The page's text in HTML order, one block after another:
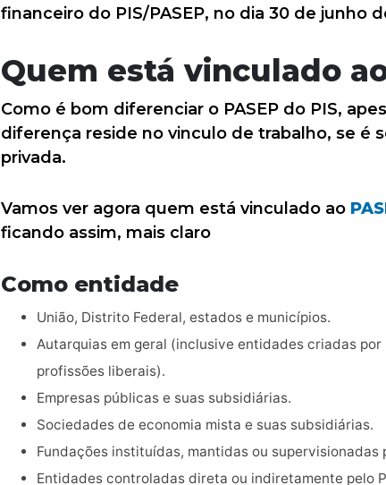
financeiro do PIS/PASEP, no dia 30 de junho
Quem está vinculado ao
Como é bom diferenciar o PASEP do PIS,
diferença reside no vinculo de trabalho, se é
privada.
Vamos ver agora quem está vinculado ao
ficando assim, mais claro
Como entidade
União, Distrito Federal, estados e municípios.
Autarquias em geral (inclusive entidades criadas
profissões liberais).
Empresas públicas e suas subsidiárias.
Sociedades de economia mista e suas subsidiárias.
Fundações instituídas, mantidas ou supervisionadas
Entidades controladas direta ou indiretamente pelo